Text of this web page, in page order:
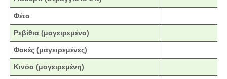
Φέτα
Ρεβίθια (μαγειρεμένα)
Φακές (μαγειρεμένες)
Κινόα (μαγειρεμένη)